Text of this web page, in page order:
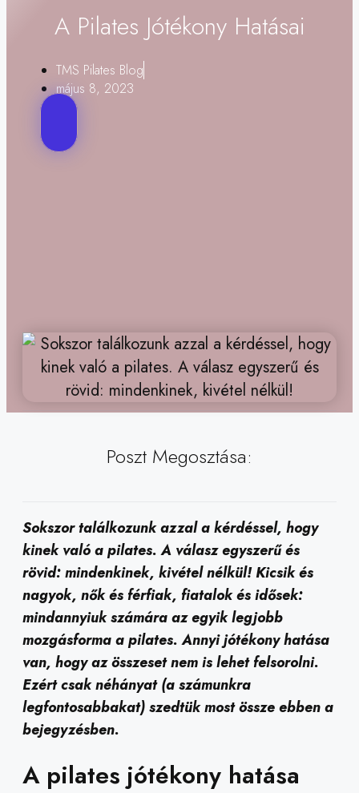
A Pilates Jótékony Hatásai
TMS Pilates Blog
május 8, 2023
Poszt Megosztása:
Sokszor találkozunk azzal a kérdéssel, hogy
kinek való a pilates. A válasz egyszerű és
rövid: mindenkinek, kivétel nélkül! Kicsik és
nagyok, nők és férfiak, fiatalok és idősek:
mindannyiuk számára az egyik legjobb
mozgásforma a pilates. Annyi jótékony hatása
van, hogy az összeset nem is lehet felsorolni.
Ezért csak néhányat (a számunkra
legfontosabbakat) szedtük most össze ebben a
bejegyzésben.
A pilates jótékony hatása